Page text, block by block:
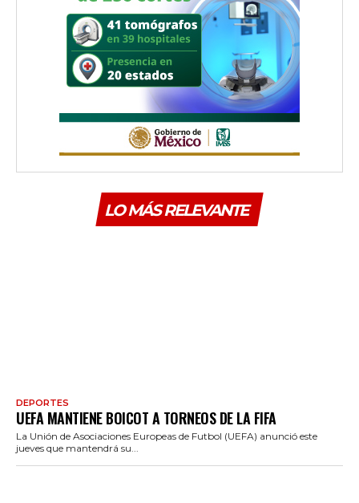
LO MÁS RELEVANTE
DEPORTES
UEFA MANTIENE BOICOT A TORNEOS DE LA FIFA
La Unión de Asociaciones Europeas de Futbol (UEFA) anunció este
jueves que mantendrá su...